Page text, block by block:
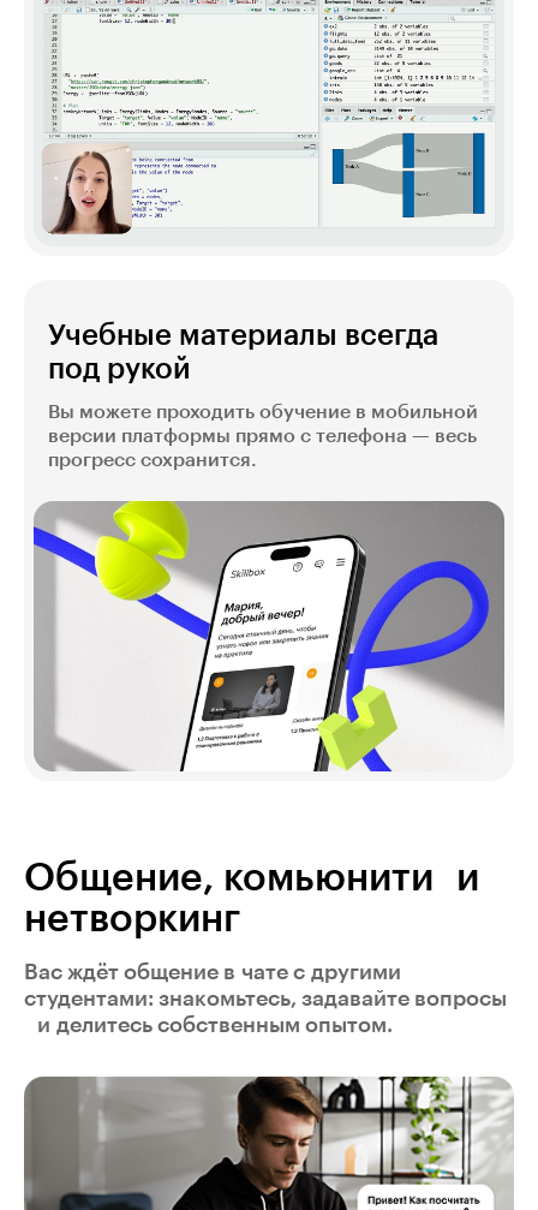
Учебные материалы всегда
под рукой
Вы можете проходить обучение в мобильной
версии платформы прямо с телефона — весь
прогресс сохранится.
Общение, комьюнити и
нетворкинг
Вас ждёт общение в чате с другими
студентами: знакомьтесь, задавайте вопросы
и делитесь собственным опытом.